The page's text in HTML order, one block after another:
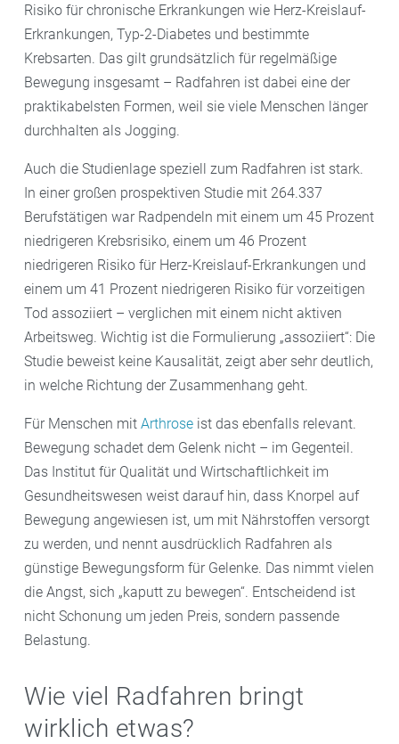
Risiko für chronische Erkrankungen wie Herz-Kreislauf-
Erkrankungen, Typ-2-Diabetes und bestimmte
Krebsarten. Das gilt grundsätzlich für regelmäßige
Bewegung insgesamt – Radfahren ist dabei eine der
praktikabelsten Formen, weil sie viele Menschen länger
durchhalten als Jogging.
Auch die Studienlage speziell zum Radfahren ist stark.
In einer großen prospektiven Studie mit 264.337
Berufstätigen war Radpendeln mit einem um 45 Prozent
niedrigeren Krebsrisiko, einem um 46 Prozent
niedrigeren Risiko für Herz-Kreislauf-Erkrankungen und
einem um 41 Prozent niedrigeren Risiko für vorzeitigen
Tod assoziiert – verglichen mit einem nicht aktiven
Arbeitsweg. Wichtig ist die Formulierung „assoziiert“: Die
Studie beweist keine Kausalität, zeigt aber sehr deutlich,
in welche Richtung der Zusammenhang geht.
Für Menschen mit Arthrose ist das ebenfalls relevant.
Bewegung schadet dem Gelenk nicht – im Gegenteil.
Das Institut für Qualität und Wirtschaftlichkeit im
Gesundheitswesen weist darauf hin, dass Knorpel auf
Bewegung angewiesen ist, um mit Nährstoffen versorgt
zu werden, und nennt ausdrücklich Radfahren als
günstige Bewegungsform für Gelenke. Das nimmt vielen
die Angst, sich „kaputt zu bewegen“. Entscheidend ist
nicht Schonung um jeden Preis, sondern passende
Belastung.
Wie viel Radfahren bringt
wirklich etwas?